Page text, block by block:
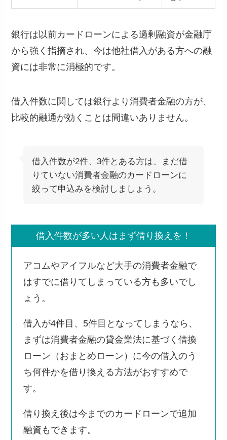
銀行は以前カードローンによる過剰融資が金融庁
から強く指摘され、今は他社借入がある方への融
資には非常に消極的です。
借入件数に関しては銀行より消費者金融の方が、
比較的融通が効くことは間違いありません。
借入件数が2件、3件とある方は、まだ借
りていない消費者金融のカードローンに
絞って申込みを検討しましょう。
借入件数が多い人はまず借り換えを！
アコムやアイフルなど大手の消費者金融で
はすでに借りてしまっている方も多いでし
ょう。
借入が4件目、5件目となってしまうなら、
まずは消費者金融の貸金業法に基づく借換
ローン（おまとめローン）に今の借入のう
ち何件かを借り換える方法がおすすめで
す。
借り換え後は今までのカードローンで追加
融資もできます。